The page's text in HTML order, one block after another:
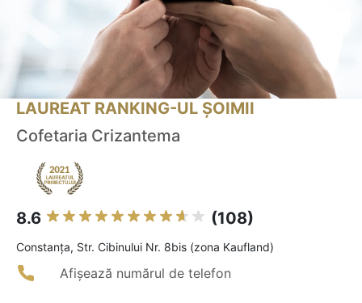
LAUREAT RANKING-UL ȘOIMII
Cofetaria Crizantema
8.6 (108)
Constanţa, Str. Cibinului Nr. 8bis (zona Kaufland)
Afișează numărul de telefon